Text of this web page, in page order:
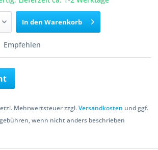
In den Warenkorb
Empfehlen
Mehrwertsteuer zzgl.Versandkosten und ggf.
wenn nicht anders beschrieben